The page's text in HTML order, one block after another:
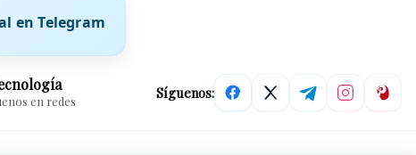
en Telegram
en redes Síguenos: